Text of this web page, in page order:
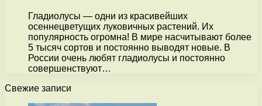
Гладиолусы — одни из красивейших
осеннецветущих луковичных растений. Их
популярность огромна! В мире насчитывают более
5 тысяч сортов и постоянно выводят новые. В
России очень любят гладиолусы и постоянно
совершенствуют…
Свежие записи